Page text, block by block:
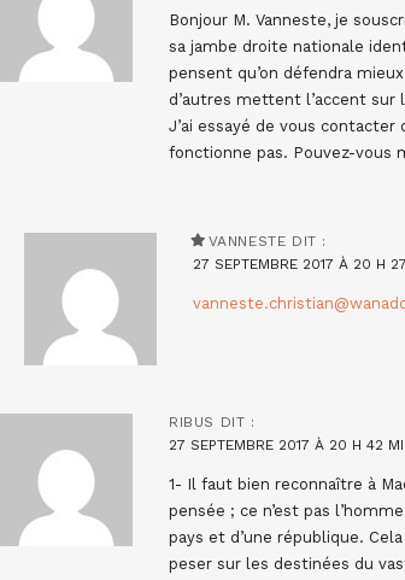
Bonjour M. Vanneste, je
sa jambe droite nationale
pensent qu’on défendra
d’autres mettent l’accent
J’ai essayé de vous
fonctionne pas. Pouvez-vous
VANNESTE DIT :
27 SEPTEMBRE 2017 À 20 H
RIBUS DIT :
27 SEPTEMBRE 2017 À 20 H 42
1- Il faut bien reconnaître à
pensée ; ce n’est pas
pays et d’une république.
peser sur les destinées du